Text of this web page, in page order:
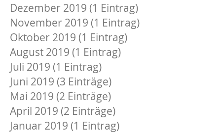
Dezember 2019 (1 Eintrag)
November 2019 (1 Eintrag)
Oktober 2019 (1 Eintrag)
August 2019 (1 Eintrag)
Juli 2019 (1 Eintrag)
Juni 2019 (3 Einträge)
Mai 2019 (2 Einträge)
April 2019 (2 Einträge)
Januar 2019 (1 Eintrag)